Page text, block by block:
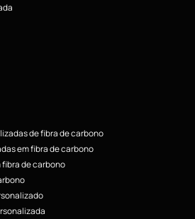
de fibra de carbono
em fibra de carbono
de carbono